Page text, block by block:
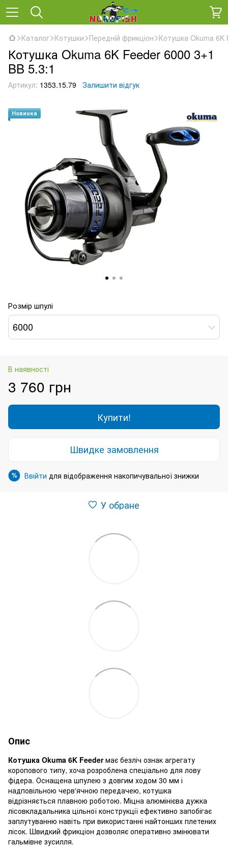
Каталог Котушки Передній фрикціон Котушка Okuma 6K
Котушка Okuma 6K Feeder 6000 3+1
BB 5.3:1
Артикул: 1353.15.79 Залишити відгук
Новинка
Розмір шпулі
6000
В наявності
3 760 грн
Купити!
Швидке замовлення
% Ввійти для відображення накопичувальної знижки
У обране
Опис
Котушка Okuma 6K Feederмає безліч ознак агрегату
коропового типу, хоча розроблена спеціально для лову
фідера. Оснащена шпулею з довгим ходом 30 мм і
надповільною черв'ячною передачею, котушка
відрізняється плавною роботою. Міцна алюмінієва дужка
лісовкладальника цільної конструкції ефективно запобігає
заплутуванню навіть при використанні найтонших плетених
лісок. Швидкий фрикціон дозволяє оперативно змінювати
гальмівне зусилля.